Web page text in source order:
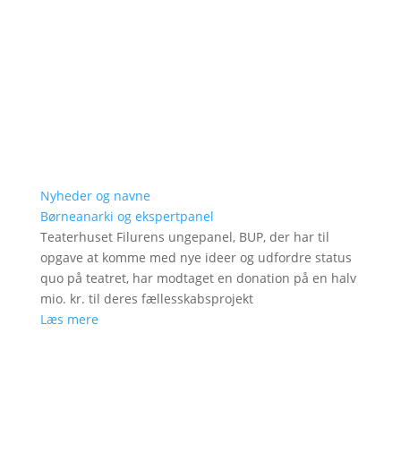
Nyheder og navne
Børneanarki og ekspertpanel
Teaterhuset Filurens ungepanel, BUP, der har til
opgave at komme med nye ideer og udfordre status
quo på teatret, har modtaget en donation på en halv
mio. kr. til deres fællesskabsprojekt
Læs mere